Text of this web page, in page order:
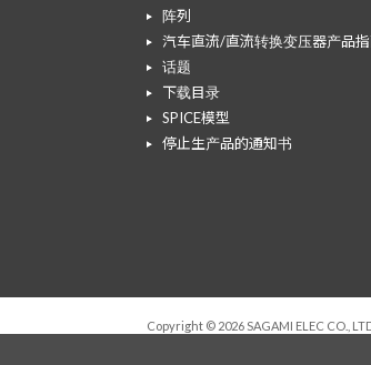
阵列
汽车直流/直流转换变压器产品
话题
下载目录
SPICE模型
停止生产品的通知书
Copyright © 2026 SAGAMI ELEC CO.,